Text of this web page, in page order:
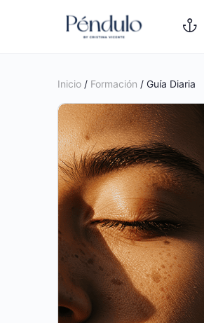
Inicio / Formación / Guía Diaria